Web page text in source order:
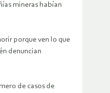
mineras habían
porque ven lo que
denuncian
de casos de